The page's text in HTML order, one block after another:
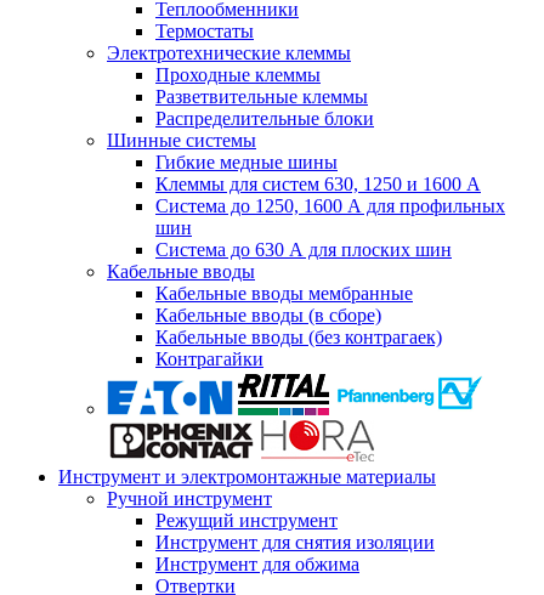
Теплообменники
Термостаты
Электротехнические клеммы
Проходные клеммы
Разветвительные клеммы
Распределительные блоки
Шинные системы
Гибкие медные шины
Клеммы для систем 630, 1250 и 1600 А
Система до 1250, 1600 А для профильных
шин
Система до 630 А для плоских шин
Кабельные вводы
Кабельные вводы мембранные
Кабельные вводы (в сборе)
Кабельные вводы (без контрагаек)
Контрагайки
Инструмент и электромонтажные материалы
Ручной инструмент
Режущий инструмент
Инструмент для снятия изоляции
Инструмент для обжима
Отвертки